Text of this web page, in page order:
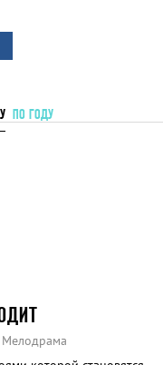
ПО ГОДУ
Мелодрама